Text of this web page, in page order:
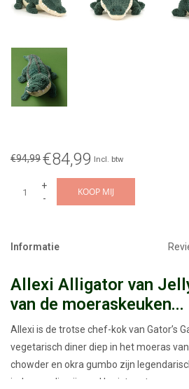
€94,99€84,99 Incl. btw
+
-
KOOP MIJ
Informatie
Allexi Alligator van
van de moeraskeuken...
Allexi is de trotse chef-kok van Gator’s
vegetarisch diner diep in het moeras
chowder en okra gumbo zijn
iedereen die zijn pad kruist met een